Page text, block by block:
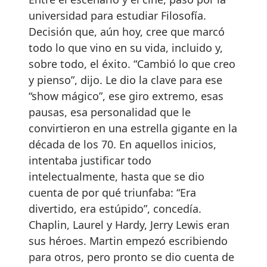
universidad para estudiar Filosofía.
Decisión que, aún hoy, cree que marcó
todo lo que vino en su vida, incluido y,
sobre todo, el éxito. “Cambió lo que creo
y pienso”, dijo. Le dio la clave para ese
“show mágico”, ese giro extremo, esas
pausas, esa personalidad que le
convirtieron en una estrella gigante en la
década de los 70. En aquellos inicios,
intentaba justificar todo
intelectualmente, hasta que se dio
cuenta de por qué triunfaba: “Era
divertido, era estúpido”, concedía.
Chaplin, Laurel y Hardy, Jerry Lewis eran
sus héroes. Martin empezó escribiendo
para otros, pero pronto se dio cuenta de